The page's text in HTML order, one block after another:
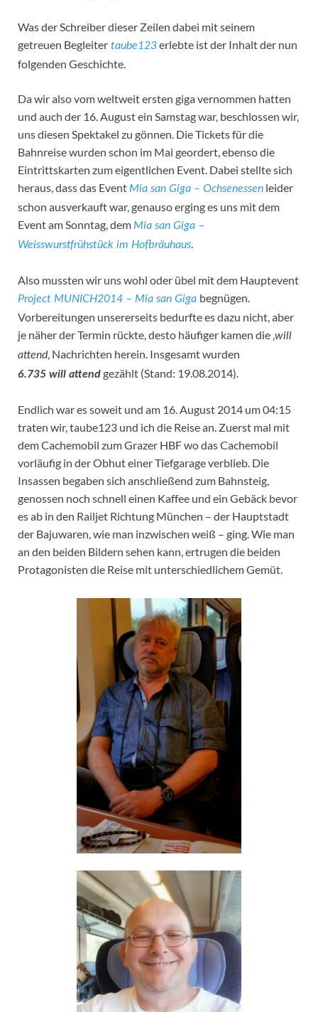
Was der Schreiber dieser Zeilen dabei mit seinem
getreuen Begleiter taube123erlebte ist der Inhalt der nun
folgenden Geschichte.
Da wir also vom weltweit ersten giga vernommen hatten
und auch der 16. August ein Samstag war, beschlossen wir,
uns diesen Spektakel zu gönnen. Die Tickets für die
Bahnreise wurden schon im Mai geordert, ebenso die
Eintrittskarten zum eigentlichen Event. Dabei stellte sich
heraus, dass das Event Mia san Giga – Ochsenessen leider
schon ausverkauft war, genauso erging es uns mit dem
Event am Sonntag, dem Mia san Giga –
Weisswurstfrühstück im Hofbräuhaus.
Also mussten wir uns wohl oder übel mit dem Hauptevent
Project MUNICH2014 – Mia san Giga begnügen.
Vorbereitungen unsererseits bedurfte es dazu nicht, aber
je näher der Termin rückte, desto häufiger kamen die ‚will
attend‚ Nachrichten herein. Insgesamt wurden
6.735 will attendgezählt (Stand: 19.08.2014).
Endlich war es soweit und am 16. August 2014 um 04:15
traten wir, taube123 und ich die Reise an. Zuerst mal mit
dem Cachemobil zum Grazer HBF wo das Cachemobil
vorläufig in der Obhut einer Tiefgarage verblieb. Die
Insassen begaben sich anschließend zum Bahnsteig,
genossen noch schnell einen Kaffee und ein Gebäck bevor
es ab in den Railjet Richtung München – der Hauptstadt
der Bajuwaren, wie man inzwischen weiß – ging. Wie man
an den beiden Bildern sehen kann, ertrugen die beiden
Protagonisten die Reise mit unterschiedlichem Gemüt.